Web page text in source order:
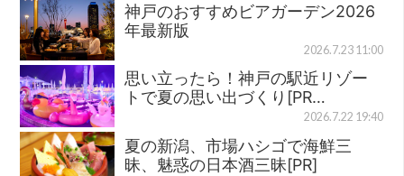
神戸のおすすめビアガーデン2026
年最新版
2026.7.23 11:00
思い立ったら！神戸の駅近リゾー
トで夏の思い出づくり[PR…
2026.7.22 19:40
夏の新潟、市場ハシゴで海鮮三
昧、魅惑の日本酒三昧[PR]